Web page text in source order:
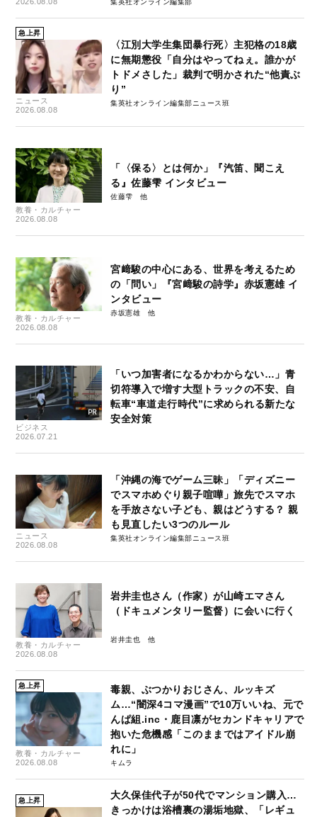
集英社オンライン編集部
急上昇
ニュース
2026.08.08
〈江別大学生集団暴行死〉主犯格の18歳
に無期懲役「自分はやってねぇ。誰かが
トドメさした」裁判で明かされた“他責ぶ
り”
集英社オンライン編集部ニュース班
教養・カルチャー
2026.08.08
「〈保る〉とは何か」『汽笛、聞こえ
る』佐藤雫 インタビュー
佐藤雫
教養・カルチャー
2026.08.08
宮﨑駿の中心にある、世界を考えるため
の「問い」『宮﨑駿の詩学』赤坂憲雄 イ
ンタビュー
赤坂憲雄
ビジネス
2026.07.21
「いつ加害者になるかわからない…」青
切符導入で増す大型トラックの不安、自
転車“車道走行時代”に求められる新たな
安全対策
ニュース
2026.08.08
「沖縄の海でゲーム三昧」「ディズニー
でスマホめぐり親子喧嘩」旅先でスマホ
を手放さない子ども、親はどうする？ 親
も見直したい3つのルール
集英社オンライン編集部ニュース班
教養・カルチャー
2026.08.08
岩井圭也さん（作家）が山崎エマさん
（ドキュメンタリー監督）に会いに行く
岩井圭也
急上昇
教養・カルチャー
2026.08.08
毒親、ぶつかりおじさん、ルッキズ
ム…“闇深4コマ漫画”で10万いいね、元で
んぱ組.inc・鹿目凛がセカンドキャリアで
抱いた危機感「このままではアイドル崩
れに」
キムラ
急上昇
大久保佳代子が50代でマンション購入…
きっかけは浴槽裏の湯垢地獄、「レギュ